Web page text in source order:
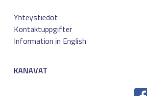
Yhteystiedot
Kontaktuppgifter
Information in English
KANAVAT